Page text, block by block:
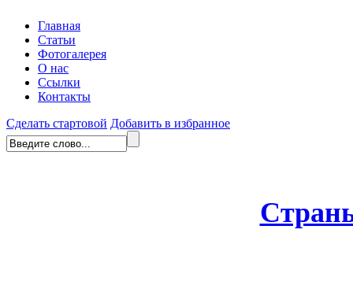
Главная
Статьи
Фотогалерея
О нас
Ссылки
Контакты
Сделать стартовой Добавить в избранное